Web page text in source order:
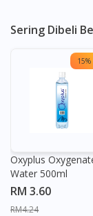
Sering Dibeli
15%
Oxyplus
Water 500ml
RM 3.60
RM4.24